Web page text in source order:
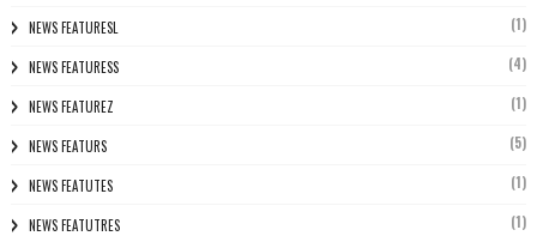
NEWS FEATURESL (1)
NEWS FEATURESS (4)
NEWS FEATUREZ (1)
NEWS FEATURS (5)
NEWS FEATUTES (1)
NEWS FEATUTRES (1)